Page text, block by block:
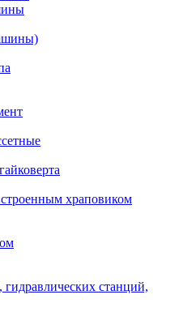
храповиком
станций,